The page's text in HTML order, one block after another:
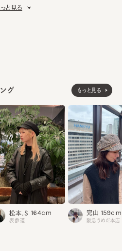
、汗止めのハットライナーのお勧め
を小さくする際は、調節テープを
。
ル100%
66% レーヨン32% ポリウレタン2%
っと見る
グ もっと見る
松本.S 164cm
表参道
完山 159cm
阪急うめだ本店